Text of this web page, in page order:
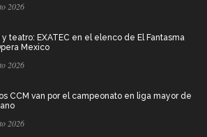
2026
y teatro: EXATEC en el elenco de El Fantasma
Mexico
2026
CCM van por el campeonato en liga mayor de
2026